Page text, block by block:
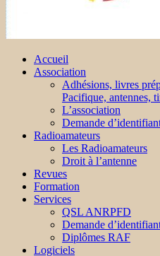
Accueil
Association
Adhésions, livres
Pacifique, antennes,
L’association
Demande
Radioamateurs
Les Radioamateurs
Droit à l’antenne
Revues
Formation
Services
QSL ANRPFD
Demande
Diplômes RAF
Logiciels